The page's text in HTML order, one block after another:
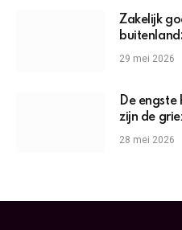
Zakelijk
29 mei 2026
De
zijn de
28 mei 2026